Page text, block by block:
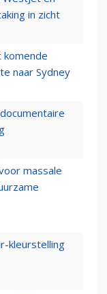
in zicht
komende
naar Sydney
massale
kleurstelling